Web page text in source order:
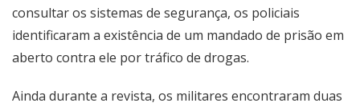
consultar os sistemas de segurança, os policiais
identificaram a existência de um mandado de prisão em
aberto contra ele por tráfico de drogas.
Ainda durante a revista, os militares encontraram duas